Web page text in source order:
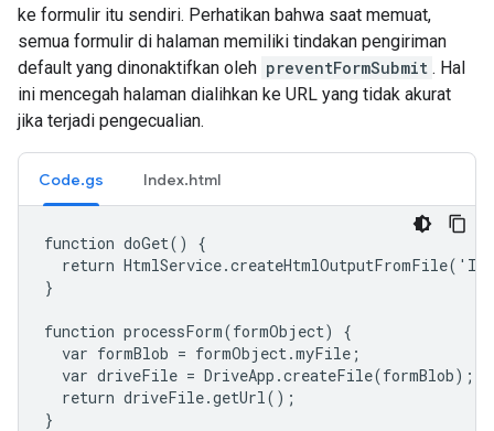
ke formulir itu sendiri. Perhatikan bahwa saat memuat,
semua formulir di halaman memiliki tindakan pengiriman
default yang dinonaktifkan oleh preventFormSubmit . Hal
ini mencegah halaman dialihkan ke URL yang tidak akurat
jika terjadi pengecualian.
Code.gs Index.html
function doGet() {
return
}
function processForm(formObject) {
  var formBlob = formObject.myFile;
  var driveFile = DriveApp.createFile(formBlob);
  return driveFile.getUrl();
}